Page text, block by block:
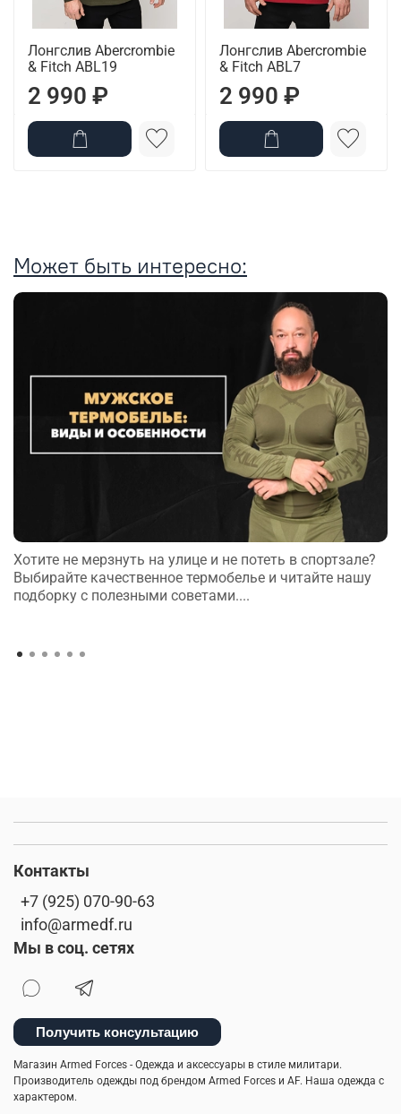
Лонгслив Abercrombie
& Fitch ABL19
2 990 ₽
Лонгслив Abercrombie
& Fitch ABL7
2 990 ₽
Может быть интересно:
Хотите не мерзнуть на улице и не потеть в спортзале?
Выбирайте качественное термобелье и читайте нашу
подборку с полезными советами....
Контакты
+7 (925) 070-90-63
info@armedf.ru
Мы в соц. сетях
Получить консультацию
Магазин Armed Forces - Одежда и аксессуары в стиле милитари.
Производитель одежды под брендом Armed Forces и AF. Наша одежда с
характером.